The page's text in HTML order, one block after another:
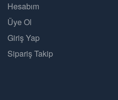
Hesabım
Üye Ol
Giriş Yap
Sipariş Takip